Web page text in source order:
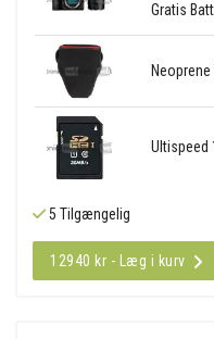
Gratis
Neoprene
Ultispeed
5 Tilgængelig
12940 kr - Læg i kurv